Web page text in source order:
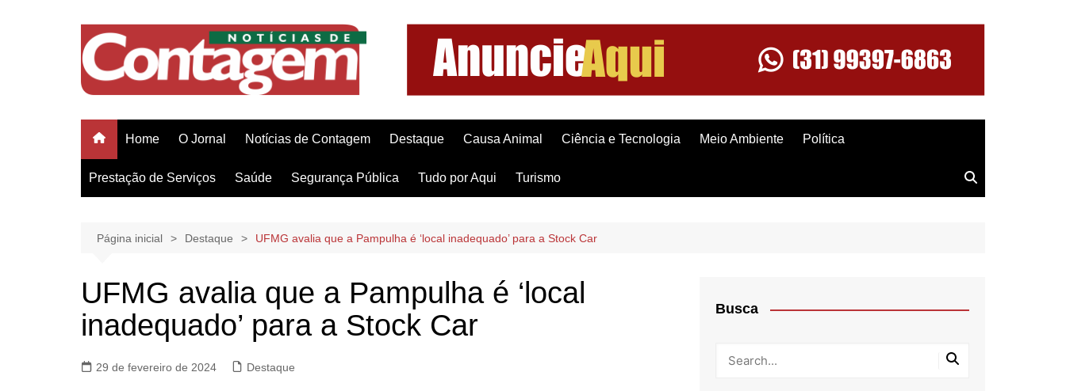
Home O Jornal Notícias de Contagem Destaque Causa Animal Ciência e Tecnologia Meio Ambiente Política
Prestação de Serviços Saúde Segurança Pública Tudo por Aqui Turismo
Página inicial Destaque UFMG avalia que a Pampulha é ‘local inadequado’ para a Stock Car
UFMG avalia que a Pampulha é ‘local
inadequado’ para a Stock Car
29 de fevereiro de 2024 Destaque
Busca